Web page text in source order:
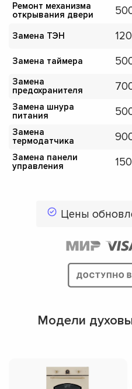
Ремонт механизма
открывания двери
Замена ТЭН
Замена таймера
Замена
предохранителя
Замена шнура
питания
Замена
термодатчика
Замена панели
управления
Цены
Модели